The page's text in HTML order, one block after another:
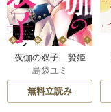
夜伽の双子―贄姫
は二人の王子に愛
される―
島袋ユミ
無料立読み